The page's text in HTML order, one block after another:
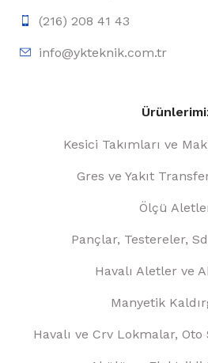
(216) 208 41 43
info@ykteknik.com.tr
Kesici Takımları ve
Gres ve Yakıt
Ölçü
Pançlar, Testereler,
Havalı Aletler ve
Manyetik
Havalı ve Crv Lokmalar, Oto